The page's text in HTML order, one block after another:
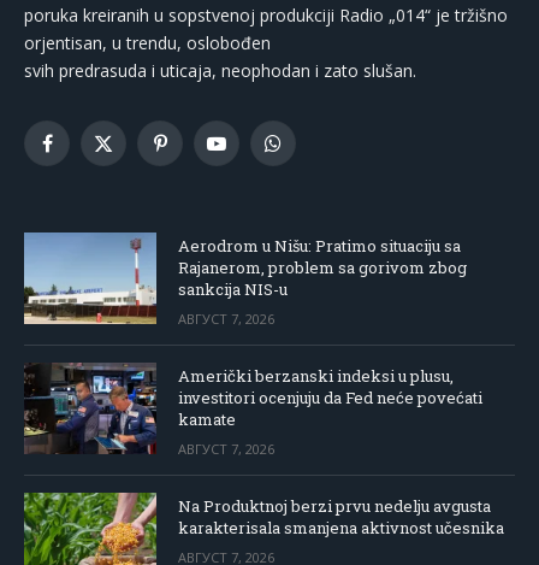
poruka kreiranih u sopstvenoj produkciji Radio „014“ je tržišno
orjentisan, u trendu, oslobođen
svih predrasuda i uticaja, neophodan i zato slušan.
Facebook
X
PinterestYouTubeWhatsApp
Aerodrom u Nišu: Pratimo situaciju sa
Rajanerom, problem sa gorivom zbog
sankcija NIS-u
АВГУСТ 7, 2026
Američki berzanski indeksi u plusu,
investitori ocenjuju da Fed neće povećati
kamate
АВГУСТ 7, 2026
Na Produktnoj berzi prvu nedelju avgusta
karakterisala smanjena aktivnost učesnika
АВГУСТ 7, 2026